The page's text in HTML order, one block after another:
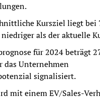
Kursziel liegt bei
als der aktuelle
für 2024 beträgt
das Unternehmen
signalisiert.
mit einem EV/Sales-